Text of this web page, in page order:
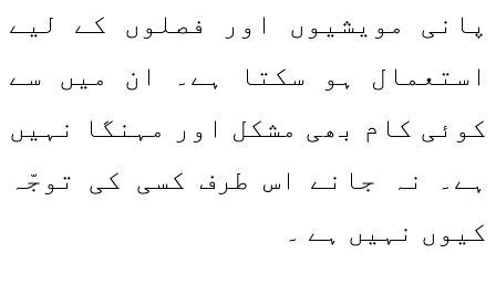
پانی مویشیوں اور فصلوں کے لیے
استعمال ہو سکتا ہے۔ ان میں سے
کوئی کام بھی مشکل اور مہنگا نہیں
ہے۔ نہ جانے اس طرف کسی کی توجّہ
کیوں نہیں ہے ۔